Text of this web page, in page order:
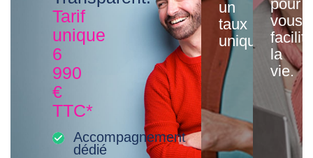
Tarif
unique
6
990
€
TTC*
Accompagnement
dédié
un
taux
unique
pour
vous
la
vie.